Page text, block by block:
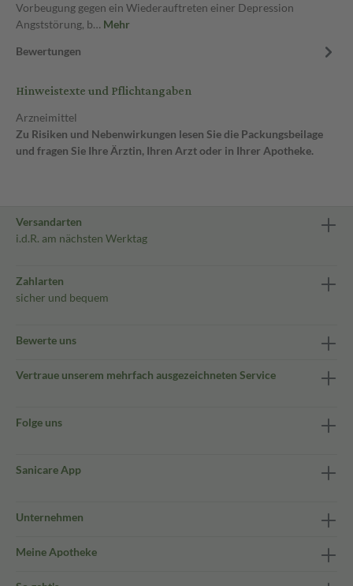
Vorbeugung gegen ein Wiederauftreten einer Depression
Angststörung, b… Mehr
Bewertungen
Hinweistexte und Pflichtangaben
Arzneimittel
Zu Risiken und Nebenwirkungen lesen Sie die Packungsbeilage
und fragen Sie Ihre Ärztin, Ihren Arzt oder in Ihrer Apotheke.
Versandarten
i.d.R. am nächsten Werktag
Zahlarten
sicher und bequem
Bewerte uns
Vertraue unserem mehrfach ausgezeichneten Service
Folge uns
Sanicare App
Unternehmen
Meine Apotheke